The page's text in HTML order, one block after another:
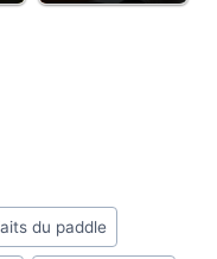
du paddle